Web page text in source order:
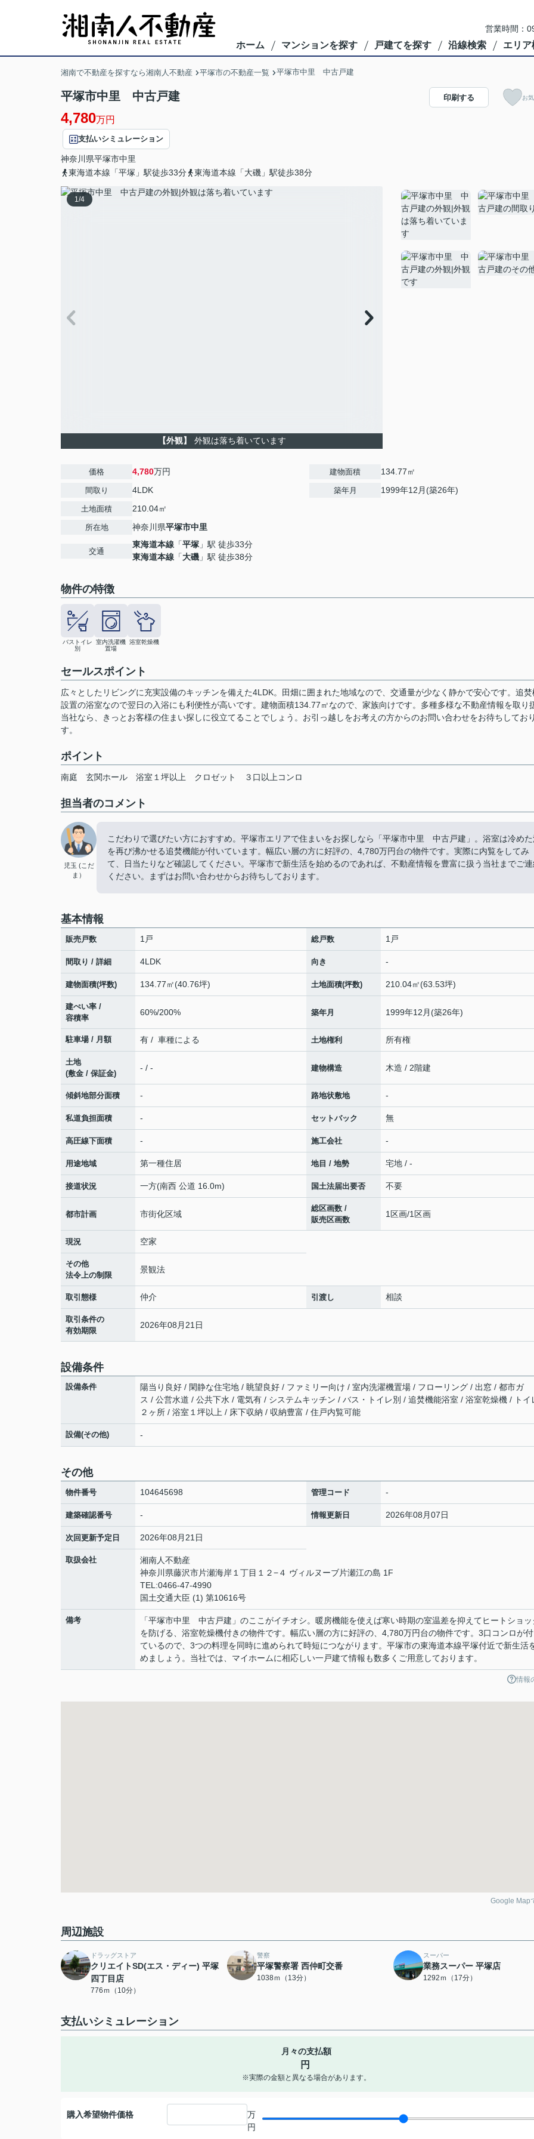
営業時間：
ホーム マンションを探す 戸建てを探す 沿線検索 エリア
湘南で不動産を探すなら湘南人不動産 平塚市の不動産一覧 平塚市中里 中古戸建
平塚市中里 中古戸建
4,780万円
支払いシミュレーション
神奈川県平塚市中里
東海道本線「平塚」駅徒歩33分
東海道本線「大磯」駅徒歩38分
印刷する お
1/4
【外観】 外観は落ち着いています
価格 4,780万円
間取り 4LDK
土地面積 210.04㎡
所在地 神奈川県平塚市中里
交通
東海道本線 「平塚 」駅 徒歩33分
東海道本線 「大磯 」駅 徒歩38分
建物面積 134.77㎡
築年月 1999年12月(築26年)
物件の特徴
バストイレ
別
室内洗濯機
置場
浴室乾燥機
セールスポイント
広々としたリビングに充実設備のキッチンを備えた4LDK。田畑に囲まれた地域なので、交通量が少なく静かで安心です。追焚
設置の浴室なので翌日の入浴にも利便性が高いです。建物面積134.77㎡なので、家族向けです。多種多様な不動産情報を取り
当社なら、きっとお客様の住まい探しに役立てることでしょう。お引っ越しをお考えの方からのお問い合わせをお待ちしてお
す。
ポイント
南庭 玄関ホール 浴室１坪以上 クロゼット ３口以上コンロ
担当者のコメント
児玉 (こだ
ま）
こだわりで選びたい方におすすめ。平塚市エリアで住まいをお探しなら「平塚市中里 中古戸建」。浴室は冷め
を再び沸かせる追焚機能が付いています。幅広い層の方に好評の、4,780万円台の物件です。実際に内覧をしてみ
て、日当たりなど確認してください。平塚市で新生活を始めるのであれば、不動産情報を豊富に扱う当社までご
ください。まずはお問い合わせからお待ちしております。
基本情報
販売戸数 1戸 総戸数 1戸
間取り / 詳細 4LDK 向き -
建物面積(坪数) 134.77㎡(40.76坪) 土地面積(坪数) 210.04㎡(63.53坪)
建ぺい率 /
容積率
60%/200% 築年月 1999年12月(築26年)
駐車場 / 月額 有 / 車種による 土地権利 所有権
土地
(敷金 / 保証金)
- / - 建物構造 木造 / 2階建
傾斜地部分面積 - 路地状敷地 -
私道負担面積 - セットバック 無
高圧線下面積 - 施工会社 -
用途地域 第一種住居 地目 / 地勢 宅地 / -
接道状況 一方(南西 公道 16.0m) 国土法届出要否 不要
都市計画 市街化区域
総区画数 /
販売区画数
1区画/1区画
現況 空家
その他
法令上の制限
景観法
取引態様 仲介 引渡し 相談
取引条件の
有効期限
2026年08月21日
設備条件
設備条件
陽当り良好 / 閑静な住宅地 / 眺望良好 / ファミリー向け / 室内洗濯機置場 / フローリング / 出窓 / 都市ガ
ス / 公営水道 / 公共下水 / 電気有 / システムキッチン / バス・トイレ別 / 追焚機能浴室 / 浴室乾燥機 / トイ
２ヶ所 / 浴室１坪以上 / 床下収納 / 収納豊富 / 住戸内覧可能
設備(その他) -
その他
物件番号 104645698 管理コード -
建築確認番号 - 情報更新日 2026年08月07日
次回更新予定日 2026年08月21日
取扱会社
湘南人不動産
神奈川県藤沢市片瀬海岸１丁目１２−４ ヴィルヌーブ片瀬江の島 1F
TEL:0466-47-4990
国土交通大臣 (1) 第10616号
備考
「平塚市中里 中古戸建」のここがイチオシ。暖房機能を使えば寒い時期の室温差を抑えてヒートショッ
を防げる、浴室乾燥機付きの物件です。幅広い層の方に好評の、4,780万円台の物件です。3口コンロが
ているので、3つの料理を同時に進められて時短につながります。平塚市の東海道本線平塚付近で新生活
めましょう。当社では、マイホームに相応しい一戸建て情報も数多くご用意しております。
情報
Google Map
周辺施設
ドラッグストア
クリエイトSD(エス・ディー) 平塚
四丁目店
776ｍ（10分）
警察
平塚警察署 西仲町交番
1038ｍ（13分）
スーパー
業務スーパー 平塚店
1292ｍ（17分）
支払いシミュレーション
月々の支払額
円
※実際の金額と異なる場合があります。
購入希望物件価格
万
円